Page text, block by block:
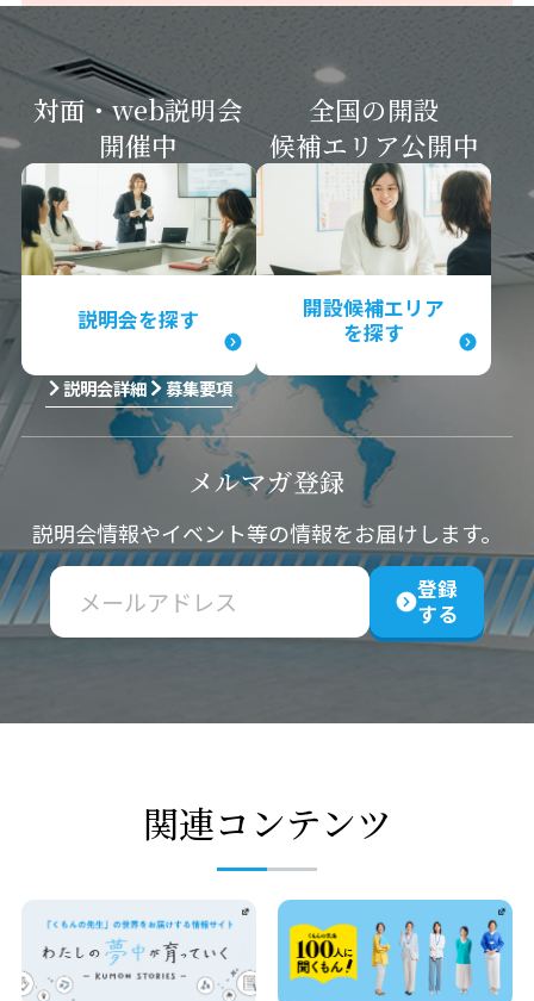
対面・web説明会
開催中
説明会を探す
説明会詳細 募集要項
全国の開設
候補エリア公開中
開設候補エリア
を探す
メルマガ登録
説明会情報やイベント等の情報をお届けします。
登録
する
関連コンテンツ